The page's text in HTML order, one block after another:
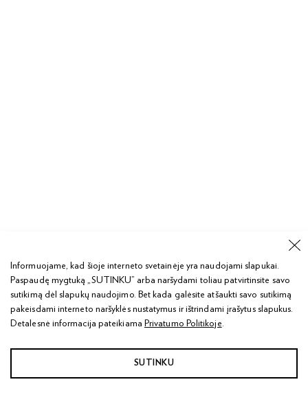
Informuojame, kad šioje interneto svetainėje yra naudojami slapukai.
Paspaudę mygtuką „SUTINKU” arba naršydami toliau patvirtinsite savo
sutikimą dėl slapukų naudojimo. Bet kada galėsite atšaukti savo sutikimą
pakeisdami interneto naršyklės nustatymus ir ištrindami įrašytus slapukus.
Detalesnė informacija pateikiama Privatumo Politikoje.
SUTINKU